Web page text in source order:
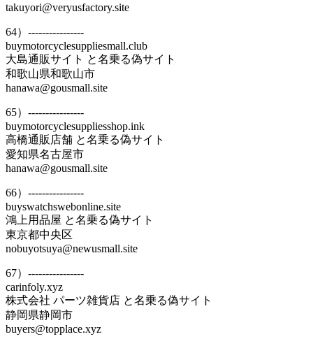
takuyori@veryusfactory.site
64）----------------
buymotorcyclesuppliesmall.club
大島通販サイト と名乗る偽サイト
和歌山県和歌山市
hanawa@gousmall.site
65）----------------
buymotorcyclesuppliesshop.ink
高橋通販店舗 と名乗る偽サイト
愛知県名古屋市
hanawa@gousmall.site
66）----------------
buyswatchswebonline.site
鴻上用品屋 と名乗る偽サイト
東京都中央区
nobuyotsuya@newusmall.site
67）----------------
carinfoly.xyz
株式会社 パーツ雑貨店 と名乗る偽サイト
静岡県静岡市
buyers@topplace.xyz